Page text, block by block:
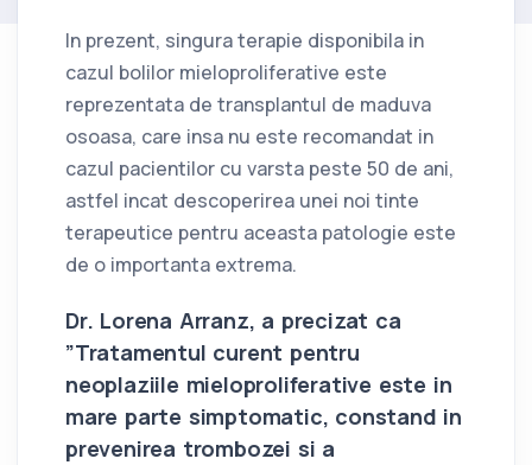
In prezent, singura terapie disponibila in
cazul bolilor mieloproliferative este
reprezentata de transplantul de maduva
osoasa, care insa nu este recomandat in
cazul pacientilor cu varsta peste 50 de ani,
astfel incat descoperirea unei noi tinte
terapeutice pentru aceasta patologie este
de o importanta extrema.
Dr. Lorena Arranz, a precizat ca
”Tratamentul curent pentru
neoplaziile mieloproliferative este in
mare parte simptomatic, constand in
prevenirea trombozei si a